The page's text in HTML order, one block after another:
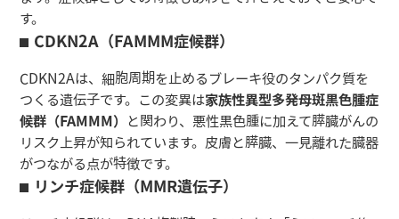
す。
CDKN2A（FAMMM症候群）
CDKN2Aは、細胞周期を止めるブレーキ役のタンパク質を
つくる遺伝子です。この変異は家族性異型多発母斑黒色腫症
候群（FAMMM）
と関わり、悪性黒色腫に加えて膵臓がんの
リスク上昇が知られています。皮膚と膵臓、一見離れた臓器
がつながる点が特徴です。
リンチ症候群（MMR遺伝子）